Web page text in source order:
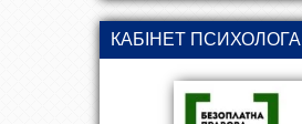
КАБІНЕТ ПСИХОЛОГА